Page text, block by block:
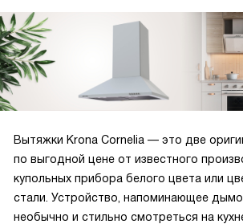
Вытяжки Krona Cornelia — это две
по выгодной цене от известного
купольных прибора белого цвета или
стали. Устройство, напоминающее
необычно и стильно смотреться на